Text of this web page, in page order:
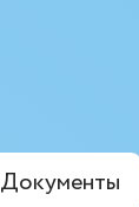
Документы